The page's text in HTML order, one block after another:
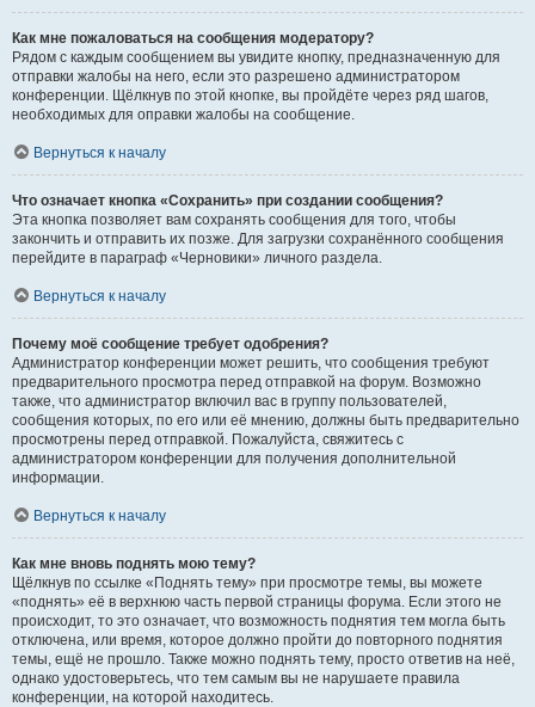
Как мне пожаловаться на сообщения модератору?
Рядом с каждым сообщением вы увидите кнопку, предназначенную для
отправки жалобы на него, если это разрешено администратором
конференции. Щёлкнув по этой кнопке, вы пройдёте через ряд шагов,
необходимых для оправки жалобы на сообщение.
Вернуться к началу
Что означает кнопка «Сохранить» при создании сообщения?
Эта кнопка позволяет вам сохранять сообщения для того, чтобы
закончить и отправить их позже. Для загрузки сохранённого сообщения
перейдите в параграф «Черновики» личного раздела.
Вернуться к началу
Почему моё сообщение требует одобрения?
Администратор конференции может решить, что сообщения требуют
предварительного просмотра перед отправкой на форум. Возможно
также, что администратор включил вас в группу пользователей,
сообщения которых, по его или её мнению, должны быть предварительно
просмотрены перед отправкой. Пожалуйста, свяжитесь с
администратором конференции для получения дополнительной
информации.
Вернуться к началу
Как мне вновь поднять мою тему?
Щёлкнув по ссылке «Поднять тему» при просмотре темы, вы можете
«поднять» её в верхнюю часть первой страницы форума. Если этого не
происходит, то это означает, что возможность поднятия тем могла быть
отключена, или время, которое должно пройти до повторного поднятия
темы, ещё не прошло. Также можно поднять тему, просто ответив на неё,
однако удостоверьтесь, что тем самым вы не нарушаете правила
конференции, на которой находитесь.